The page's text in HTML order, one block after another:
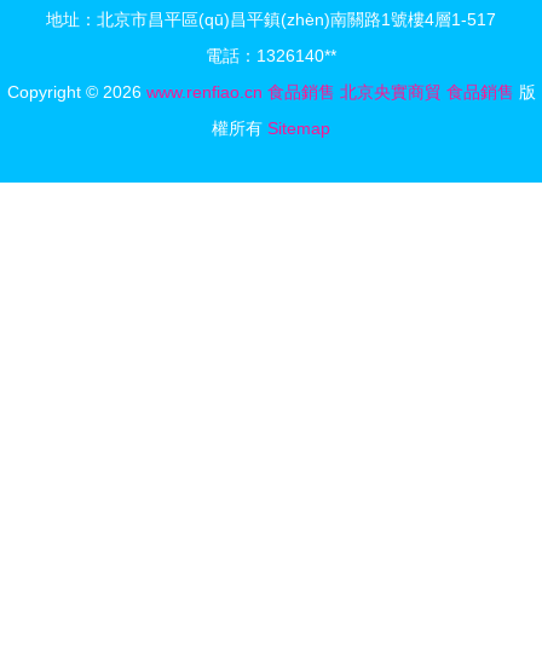
雞蛋品牌榜
成功之道
地址：北京市昌平區(qū)昌平鎮(zhèn)南關路1號樓4層1-517
電話：1326140**
Copyright © 2026 www.renfiao.cn 食品銷售 北京央實商貿 食品銷售 版
權所有 Sitemap